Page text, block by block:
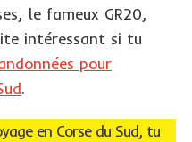
le fameux GR20,
intéressant si tu
pour
.
en Corse du Sud, tu